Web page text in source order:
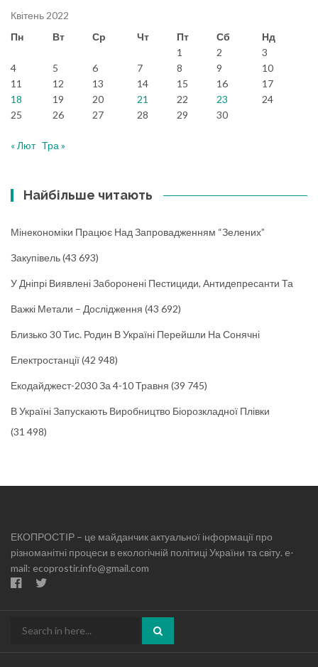
Квітень 2022
Пн
Вт Ср Чт Пт Сб
Нд
1
2
3
4
5 6 7 8 9
10
11
12 13 14 15 16
17
18
19 20 21 22 23
24
25
26 27 28 29 30
« Лют Тра »
Найбільше читають
Мінекономіки Працює Над Запровадженням “зелених”
Закупівель(43 693)
У Дніпрі Виявлені Заборонені Пестициди, Антидепресанти Та
Важкі Метали – Дослідження (43 692)
Близько 30 Тис. Родин В Україні Перейшли На Сонячні
Електростанції(42 948)
Екодайджест-2030 За 4-10 Травня (39 745)
В Україні Запускають Виробництво Біорозкладної Плівки
(31 498)
ЕКОПРОСТІР – це майданчик актуальної інформації про
різноманітні процеси в екологічній політиці України та світу. e-
mail: ecoprostir.info@gmail.com
Search